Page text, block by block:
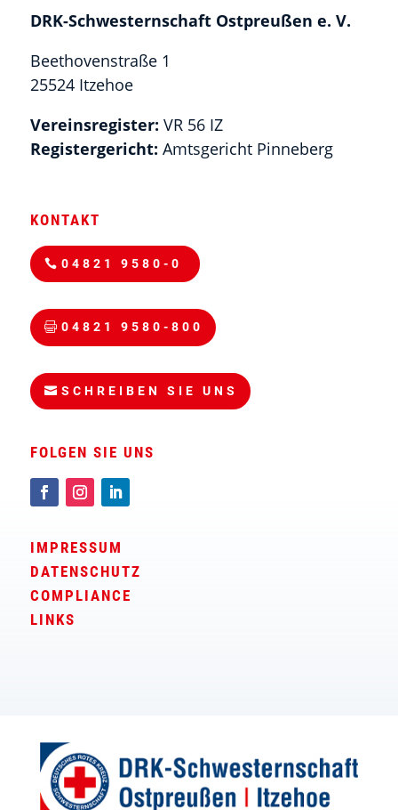
DRK-Schwesternschaft Ostpreußen e. V.
Beethovenstraße 1
25524 Itzehoe
Vereinsregister: VR 56 IZ
Registergericht: Amtsgericht Pinneberg
KONTAKT
04821 9580-0
04821 9580-800
SCHREIBEN SIE UNS
FOLGEN SIE UNS
IMPRESSUM
DATENSCHUTZ
COMPLIANCE
LINKS